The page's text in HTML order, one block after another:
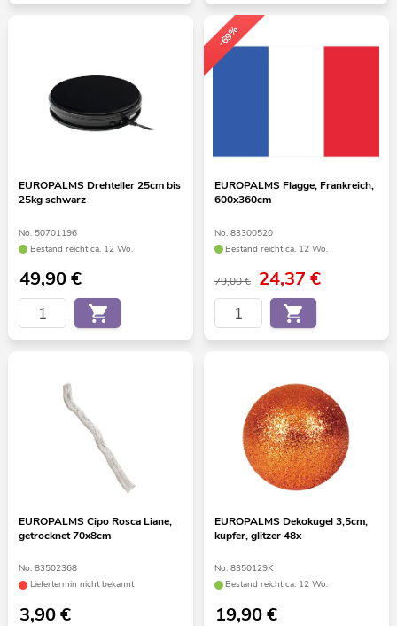
EUROPALMS Drehteller 25cm bis
25kg schwarz
No. 50701196
Bestand reicht ca. 12 Wo.
49,90€
-69%
EUROPALMS Flagge, Frankreich,
600x360cm
No. 83300520
Bestand reicht ca. 12 Wo.
79,00 € 24,37 €
EUROPALMS Cipo Rosca Liane,
getrocknet 70x8cm
No. 83502368
Liefertermin nicht bekannt
3,90€
EUROPALMS Dekokugel 3,5cm,
kupfer, glitzer 48x
No. 8350129K
Bestand reicht ca. 12 Wo.
19,90€